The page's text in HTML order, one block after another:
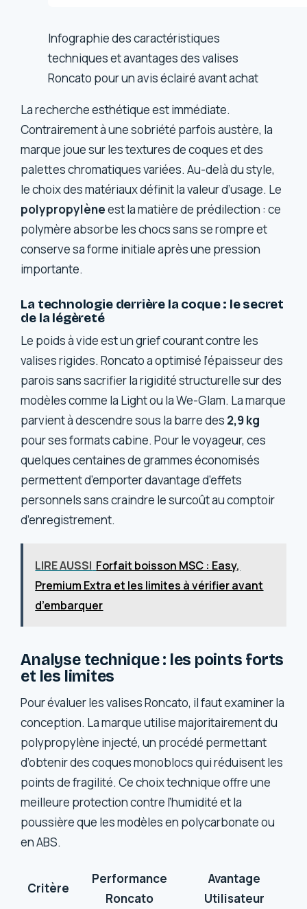
Infographie des caractéristiques
techniques et avantages des valises
Roncato pour un avis éclairé avant achat
La recherche esthétique est immédiate.
Contrairement à une sobriété parfois austère, la
marque joue sur les textures de coques et des
palettes chromatiques variées. Au-delà du style,
le choix des matériaux définit la valeur d’usage. Le
polypropylèneest la matière de prédilection : ce
polymère absorbe les chocs sans se rompre et
conserve sa forme initiale après une pression
importante.
La technologie derrière la coque : le secret
de la légèreté
Le poids à vide est un grief courant contre les
valises rigides. Roncato a optimisé l’épaisseur des
parois sans sacrifier la rigidité structurelle sur des
modèles comme la Light ou la We-Glam. La marque
parvient à descendre sous la barre des 2,9 kg
pour ses formats cabine. Pour le voyageur, ces
quelques centaines de grammes économisés
permettent d’emporter davantage d’effets
personnels sans craindre le surcoût au comptoir
d’enregistrement.
LIRE AUSSI Forfait boisson MSC : Easy,
Premium Extra et les limites à vérifier avant
d’embarquer
Analyse technique : les points forts
et les limites
Pour évaluer les valises Roncato, il faut examiner la
conception. La marque utilise majoritairement du
polypropylène injecté, un procédé permettant
d’obtenir des coques monoblocs qui réduisent les
points de fragilité. Ce choix technique offre une
meilleure protection contre l’humidité et la
poussière que les modèles en polycarbonate ou
en ABS.
Critère
Performance
Roncato
Avantage
Utilisateur